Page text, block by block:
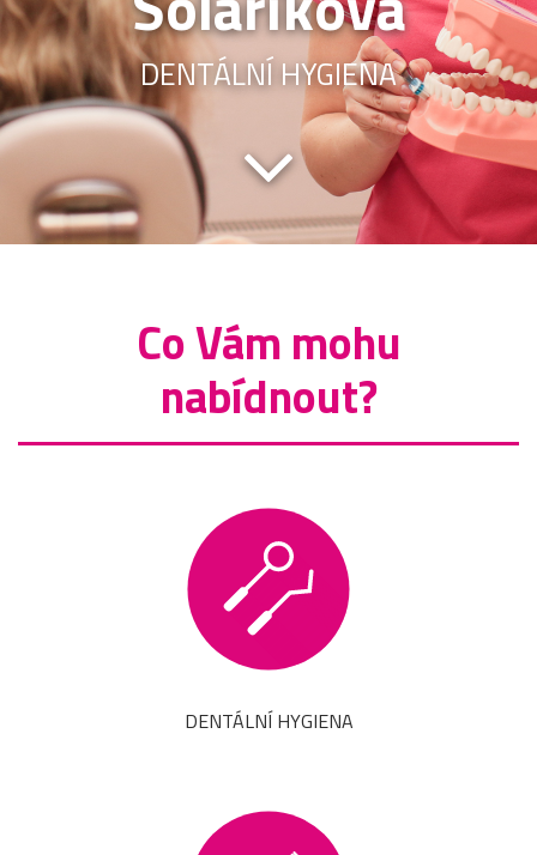
DENTÁLNÍ HYGIENA
Co Vám mohu
nabídnout?
DENTÁLNÍ HYGIENA